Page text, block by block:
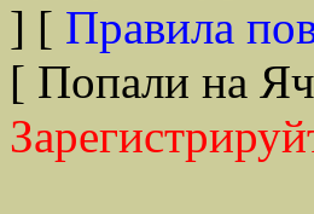
] [ Правила
[ Попали на